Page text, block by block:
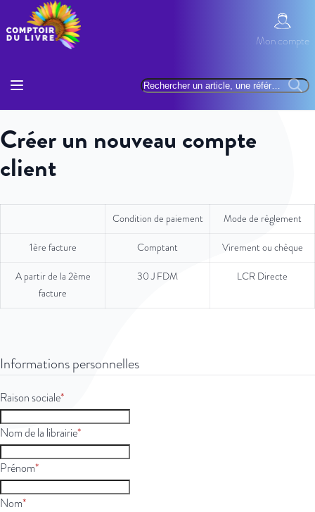
Allez au contenu
Rechercher
Mon
Mon compte
Créer un nouveau compte
client
Condition de paiement Mode de règlement
1ère facture Comptant Virement ou chèque
A partir de la 2ème
facture
30 J FDM LCR Directe
Informations personnelles
Raison sociale
Nom de la librairie
Prénom
Nom